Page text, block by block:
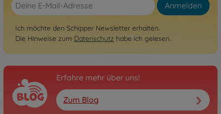
Anmelden
Ich möchte den Schipper Newsletter erhalten.
Die Hinweise zum Datenschutz habe ich gelesen.
Erfahre mehr über uns!
Zum Blog